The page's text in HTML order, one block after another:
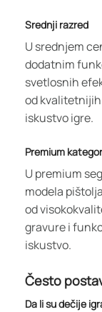
Srednji razred
U srednjem
dodatnim
svetlosnih
od
iskustvo igre.
Premium
U premium
modela
od
gravure i
iskustvo.
Često
Da li su dečije